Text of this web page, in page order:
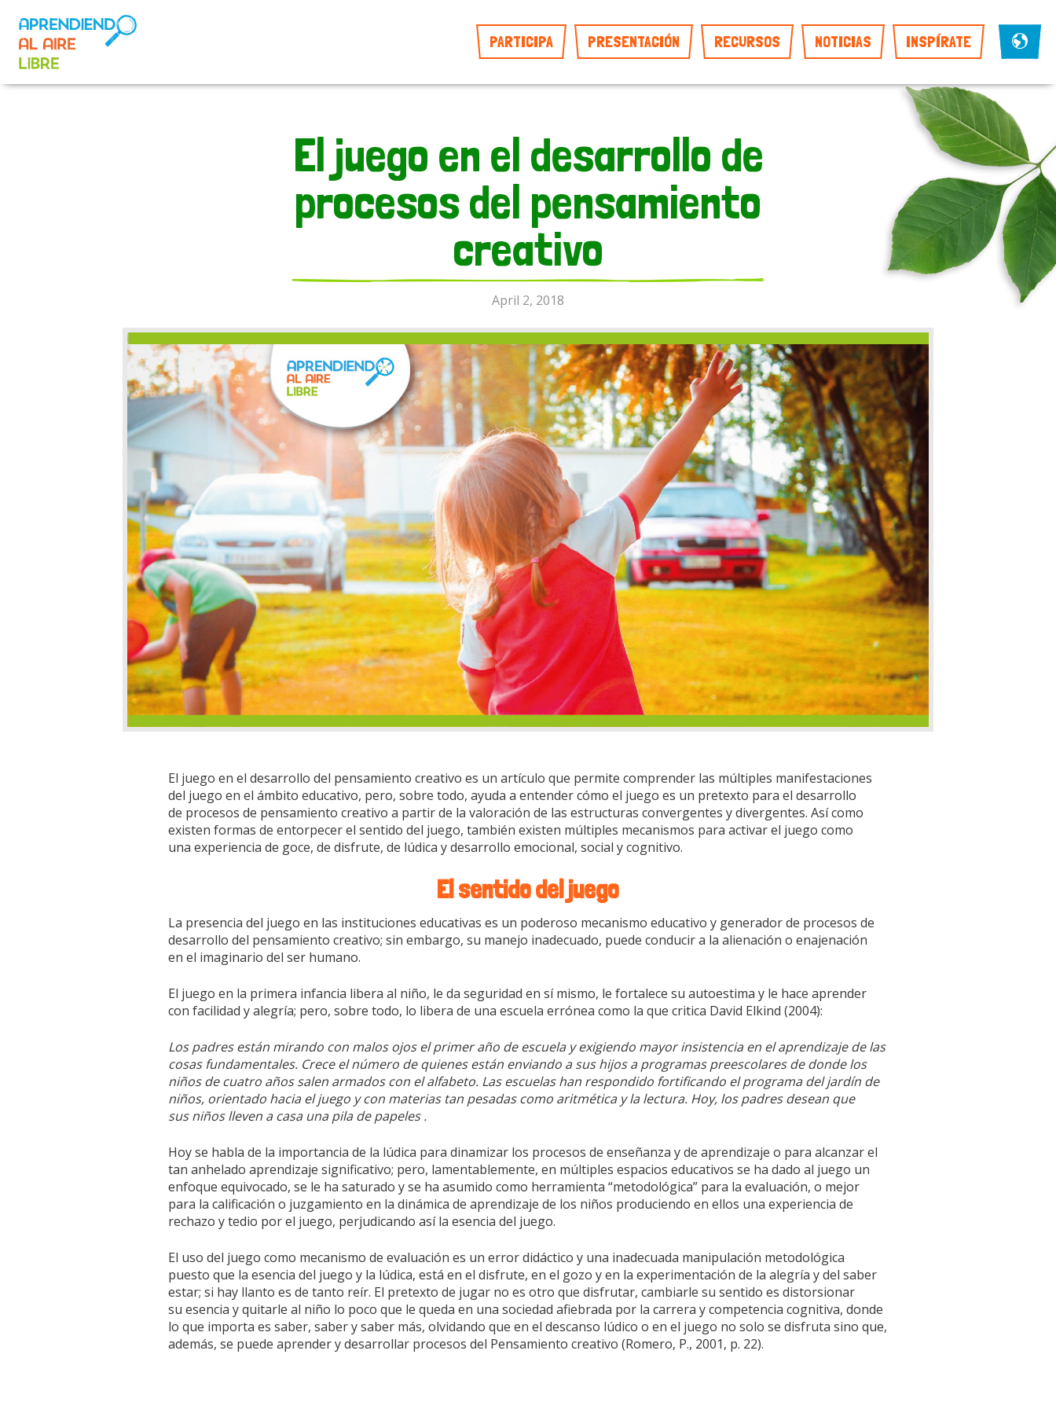
PARTICIPA PRESENTACIÓN RECURSOS NOTICIAS INSPÍRATE
El juego en el desarrollo de
procesos del pensamiento
creativo
April 2, 2018
El juego en el desarrollo del pensamiento creativo es un artículo que permite comprender las múltiples manifestaciones
del juego en el ámbito educativo, pero, sobre todo, ayuda a entender cómo el juego es un pretexto para el desarrollo
de procesos de pensamiento creativo a partir de la valoración de las estructuras convergentes y divergentes. Así como
existen formas de entorpecer el sentido del juego, también existen múltiples mecanismos para activar el juego como
una experiencia de goce, de disfrute, de lúdica y desarrollo emocional, social y cognitivo.
El sentido del juego
La presencia del juego en las instituciones educativas es un poderoso mecanismo educativo y generador de procesos de
desarrollo del pensamiento creativo; sin embargo, su manejo inadecuado, puede conducir a la alienación o enajenación
en el imaginario del ser humano.
El juego en la primera infancia libera al niño, le da seguridad en sí mismo, le fortalece su autoestima y le hace aprender
con facilidad y alegría; pero, sobre todo, lo libera de una escuela errónea como la que critica David Elkind (2004):
Los padres están mirando con malos ojos el primer año de escuela y exigiendo mayor insistencia en el aprendizaje de las
cosas fundamentales. Crece el número de quienes están enviando a sus hijos a programas preescolares de donde los
niños de cuatro años salen armados con el alfabeto. Las escuelas han respondido fortificando el programa del jardín de
niños, orientado hacia el juego y con materias tan pesadas como aritmética y la lectura. Hoy, los padres desean que
sus niños lleven a casa una pila de papeles .
Hoy se habla de la importancia de la lúdica para dinamizar los procesos de enseñanza y de aprendizaje o para alcanzar el
tan anhelado aprendizaje significativo; pero, lamentablemente, en múltiples espacios educativos se ha dado al juego un
enfoque equivocado, se le ha saturado y se ha asumido como herramienta “metodológica” para la evaluación, o mejor
para la calificación o juzgamiento en la dinámica de aprendizaje de los niños produciendo en ellos una experiencia de
rechazo y tedio por el juego, perjudicando así la esencia del juego.
El uso del juego como mecanismo de evaluación es un error didáctico y una inadecuada manipulación metodológica
puesto que la esencia del juego y la lúdica, está en el disfrute, en el gozo y en la experimentación de la alegría y del saber
estar; si hay llanto es de tanto reír. El pretexto de jugar no es otro que disfrutar, cambiarle su sentido es distorsionar
su esencia y quitarle al niño lo poco que le queda en una sociedad afiebrada por la carrera y competencia cognitiva, donde
lo que importa es saber, saber y saber más, olvidando que en el descanso lúdico o en el juego no solo se disfruta sino que,
además, se puede aprender y desarrollar procesos del Pensamiento creativo (Romero, P., 2001, p. 22).